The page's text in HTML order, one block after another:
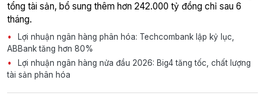
tổng tài sản, bổ sung thêm hơn 242.000 tỷ đồng chỉ sau 6
tháng.
Lợi nhuận ngân hàng phân hóa: Techcombank lập kỷ lục,
ABBank tăng hơn 80%
Lợi nhuận ngân hàng nửa đầu 2026: Big4 tăng tốc, chất lượng
tài sản phân hóa